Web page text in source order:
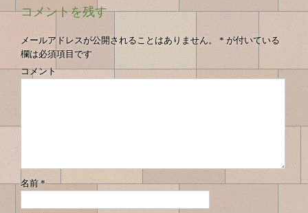
の
ナ
ビ
ゲ
ン
ナ
ビ
ゲ
ー
シ
ョ
稿
へ
投
稿
コメントを残す
メールアドレスが公開されることはありません。 * が付いている
欄は必須項目です
コメント
名前*